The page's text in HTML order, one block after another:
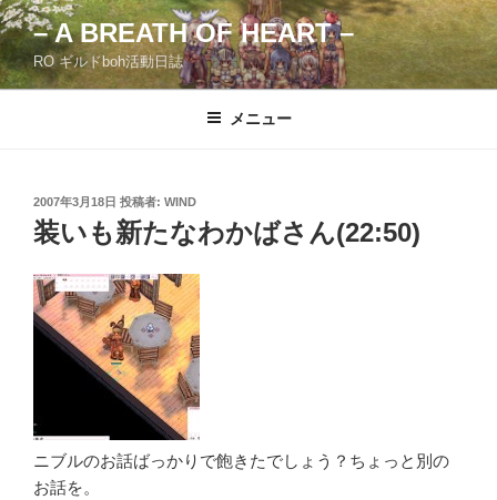
コ
ン
テ
ン
– A BREATH OF HEART –
RO ギルドboh活動日誌
メニュー
投
稿
日:
2007年3月18日 投稿者: WIND
装いも新たなわかばさん(22:50)
ニブルのお話ばっかりで飽きたでしょう？ちょっと別の
お話を。